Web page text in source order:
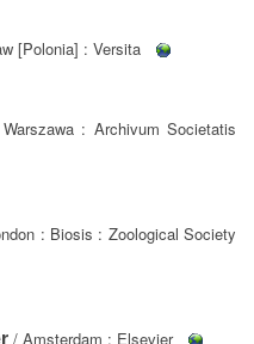
[Polonia] : Versita
: Archivum Societatis
: Biosis : Zoological Society
/ Amsterdam : Elsevier